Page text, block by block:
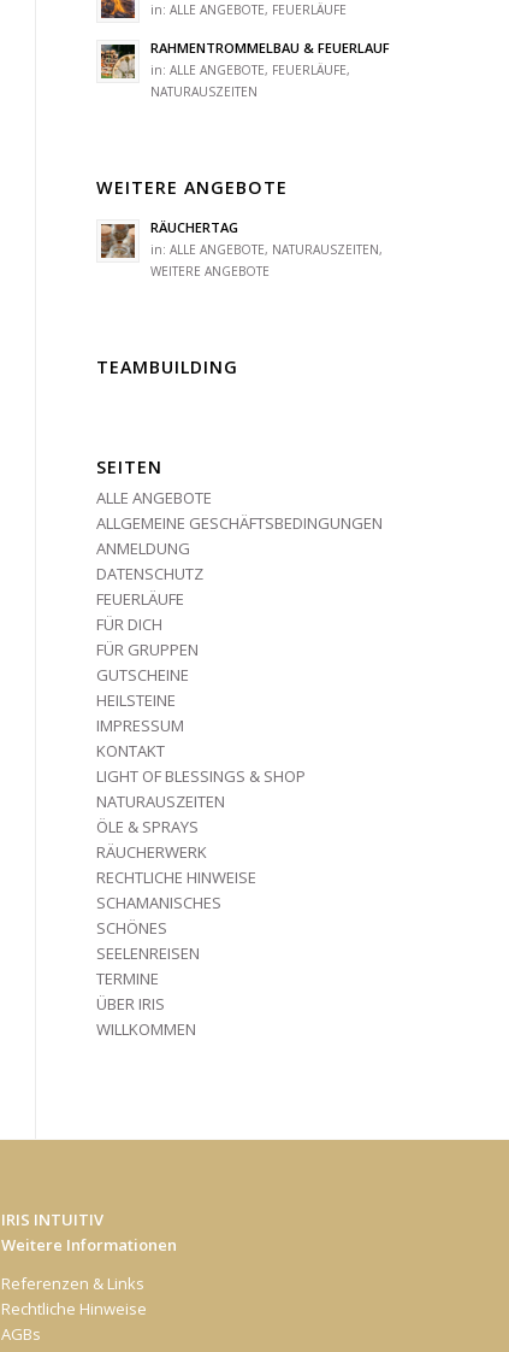
in:ALLE ANGEBOTE, FEUERLÄUFE
RAHMENTROMMELBAU & FEUERLAUF
in:ALLE ANGEBOTE, FEUERLÄUFE,
NATURAUSZEITEN
WEITERE ANGEBOTE
RÄUCHERTAG
in:ALLE ANGEBOTE, NATURAUSZEITEN,
WEITERE ANGEBOTE
TEAMBUILDING
SEITEN
ALLE ANGEBOTE
ALLGEMEINE GESCHÄFTSBEDINGUNGEN
ANMELDUNG
DATENSCHUTZ
FEUERLÄUFE
FÜR DICH
FÜR GRUPPEN
GUTSCHEINE
HEILSTEINE
IMPRESSUM
KONTAKT
LIGHT OF BLESSINGS & SHOP
NATURAUSZEITEN
ÖLE & SPRAYS
RÄUCHERWERK
RECHTLICHE HINWEISE
SCHAMANISCHES
SCHÖNES
SEELENREISEN
TERMINE
ÜBER IRIS
WILLKOMMEN
IRIS INTUITIV
Weitere Informationen
Referenzen & Links
Rechtliche Hinweise
AGBs